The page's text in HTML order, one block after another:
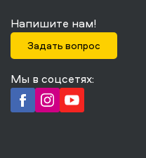
Напишите нам!
Задать вопрос
Мы в соцсетях: